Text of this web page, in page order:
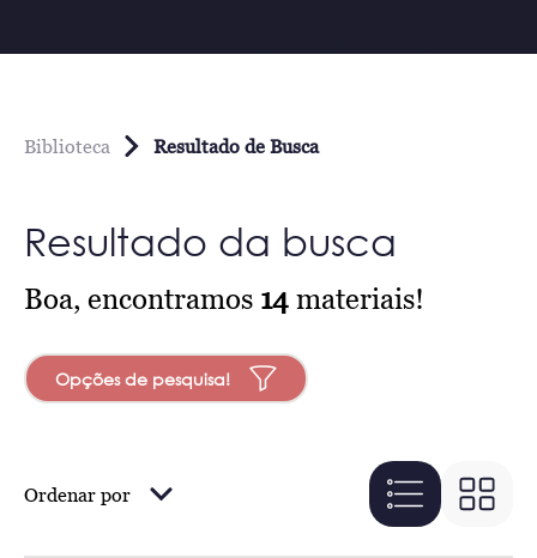
Biblioteca Resultado de Busca
Resultado da busca
Boa, encontramos 14 materiais!
Opções de pesquisa!
Ordenar por